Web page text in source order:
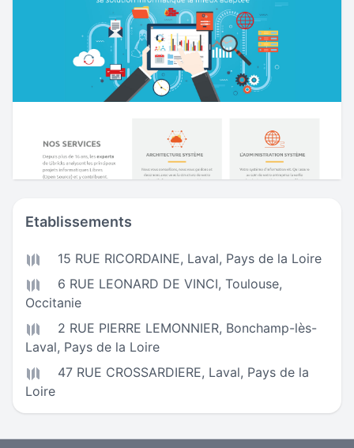
Etablissements
15 RUE RICORDAINE, Laval, Pays de la Loire
6 RUE LEONARD DE VINCI, Toulouse,
Occitanie
2 RUE PIERRE LEMONNIER, Bonchamp-lès-
Laval, Pays de la Loire
47 RUE CROSSARDIERE, Laval, Pays de la
Loire